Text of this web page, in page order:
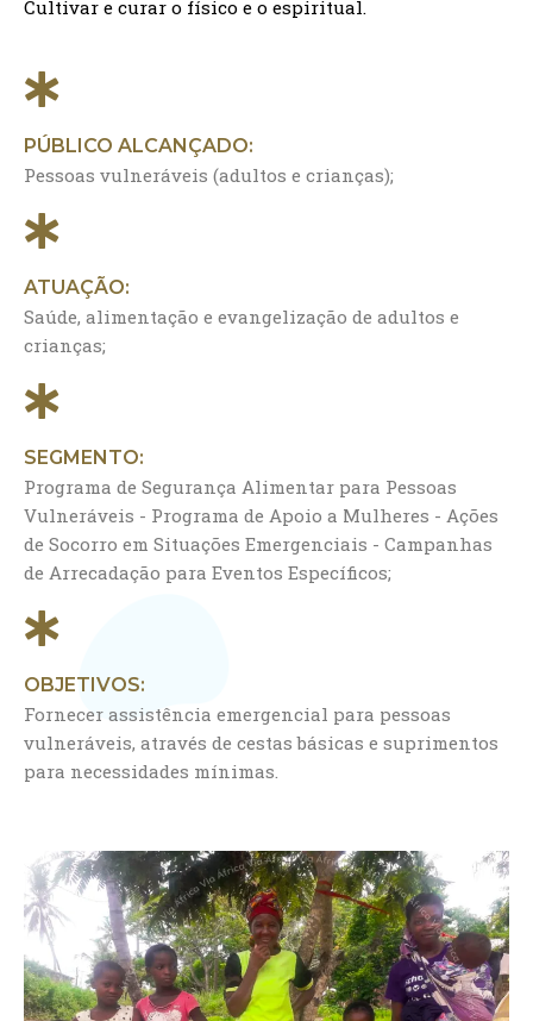
Cultivar e curar o físico e o espiritual.
PÚBLICO ALCANÇADO:
Pessoas vulneráveis (adultos e crianças);
ATUAÇÃO:
Saúde, alimentação e evangelização de adultos e
crianças;
SEGMENTO:
Programa de Segurança Alimentar para Pessoas
Vulneráveis - Programa de Apoio a Mulheres - Ações
de Socorro em Situações Emergenciais - Campanhas
de Arrecadação para Eventos Específicos;
OBJETIVOS:
Fornecer assistência emergencial para pessoas
vulneráveis, através de cestas básicas e suprimentos
para necessidades mínimas.